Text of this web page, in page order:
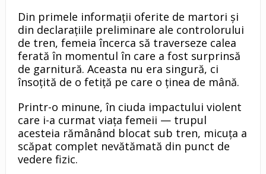
Din primele informații oferite de martori și
din declarațiile preliminare ale controlorului
de tren, femeia încerca să traverseze calea
ferată în momentul în care a fost surprinsă
de garnitură. Aceasta nu era singură, ci
însoțită de o fetiță pe care o ținea de mână.
Printr-o minune, în ciuda impactului violent
care i-a curmat viața femeii — trupul
acesteia rămânând blocat sub tren, micuța a
scăpat complet nevătămată din punct de
vedere fizic.